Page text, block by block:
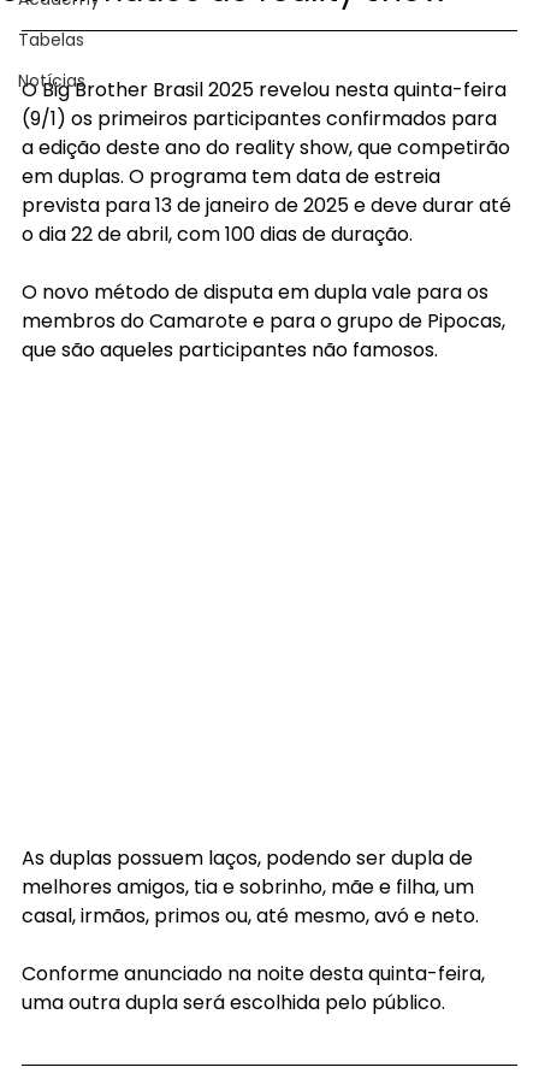
Tabelas
Notícias
O Big Brother Brasil 2025 revelou nesta quinta-feira
(9/1) os primeiros participantes confirmados para
a edição deste ano do reality show, que competirão
em duplas. O programa tem data de estreia
prevista para 13 de janeiro de 2025 e deve durar até
o dia 22 de abril, com 100 dias de duração.
O novo método de disputa em dupla vale para os
membros do Camarote e para o grupo de Pipocas,
que são aqueles participantes não famosos.
As duplas possuem laços, podendo ser dupla de
melhores amigos, tia e sobrinho, mãe e filha, um
casal, irmãos, primos ou, até mesmo, avó e neto.
Conforme anunciado na noite desta quinta-feira,
uma outra dupla será escolhida pelo público.